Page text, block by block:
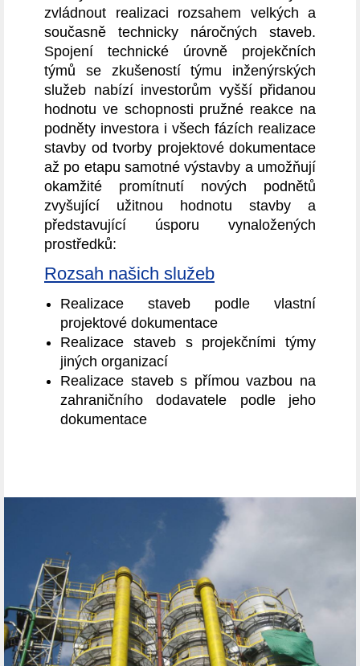
zvládnout realizaci rozsahem velkých a
současně technicky náročných staveb.
Spojení technické úrovně projekčních
týmů se zkušeností týmu inženýrských
služeb nabízí investorům vyšší přidanou
hodnotu ve schopnosti pružné reakce na
podněty investora i všech fázích realizace
stavby od tvorby projektové dokumentace
až po etapu samotné výstavby a umožňují
okamžité promítnutí nových podnětů
zvyšující užitnou hodnotu stavby a
představující úsporu vynaložených
prostředků:
Rozsah našich služeb
Realizace staveb podle vlastní
projektové dokumentace
Realizace staveb s projekčními týmy
jiných organizací
Realizace staveb s přímou vazbou na
zahraničního dodavatele podle jeho
dokumentace